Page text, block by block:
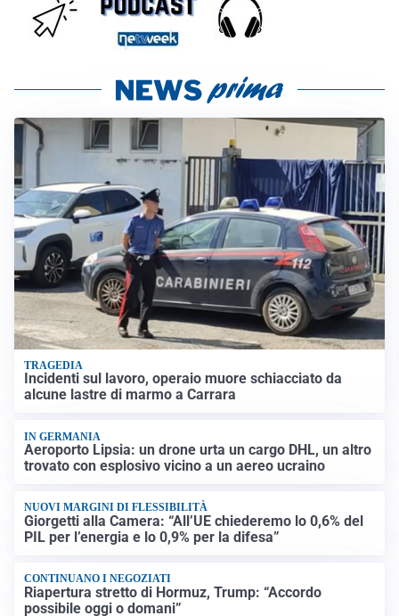
TRAGEDIA
Incidenti sul lavoro, operaio muore schiacciato da
alcune lastre di marmo a Carrara
IN GERMANIA
Aeroporto Lipsia: un drone urta un cargo DHL, un altro
trovato con esplosivo vicino a un aereo ucraino
NUOVI MARGINI DI FLESSIBILITÀ
Giorgetti alla Camera: “All’UE chiederemo lo 0,6% del
PIL per l’energia e lo 0,9% per la difesa”
CONTINUANO I NEGOZIATI
Riapertura stretto di Hormuz, Trump: “Accordo
possibile oggi o domani”